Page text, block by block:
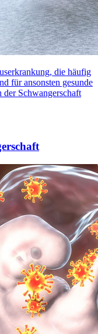
die häufig
für ansonsten gesunde
Schwangerschaft